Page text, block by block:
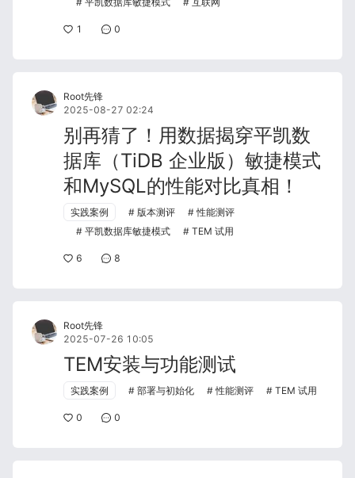
1 0
Root先锋
2025-08-27 02:24
别再猜了！用数据揭穿平凯数
据库（TiDB 企业版）敏捷模式
和MySQL的性能对比真相！
实践案例 版本测评
性能测评
平凯数据库敏捷模式
TEM 试用
6 8
Root先锋
2025-07-26 10:05
TEM安装与功能测试
实践案例 部署与初始化 性能测评 TEM 试用
0 0